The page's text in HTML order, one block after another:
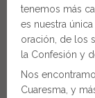
tenemos más
es nuestra
oración, de los
la Confesión y
Nos
Cuaresma, y